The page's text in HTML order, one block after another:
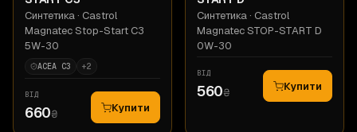
Синтетика · Castrol
Magnatec Stop-Start C3
5W-30
ACEA C3 +2
ВІД
660₴ Купити
Синтетика · Castrol
Magnatec STOP-START D
0W-30
ВІД
560₴ Купити